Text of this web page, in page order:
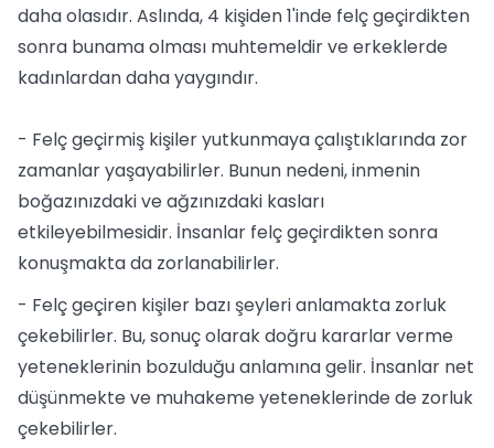
daha olasıdır. Aslında, 4 kişiden 1'inde felç geçirdikten
sonra bunama olması muhtemeldir ve erkeklerde
kadınlardan daha yaygındır.
- Felç geçirmiş kişiler yutkunmaya çalıştıklarında zor
zamanlar yaşayabilirler. Bunun nedeni, inmenin
boğazınızdaki ve ağzınızdaki kasları
etkileyebilmesidir. İnsanlar felç geçirdikten sonra
konuşmakta da zorlanabilirler.
- Felç geçiren kişiler bazı şeyleri anlamakta zorluk
çekebilirler. Bu, sonuç olarak doğru kararlar verme
yeteneklerinin bozulduğu anlamına gelir. İnsanlar net
düşünmekte ve muhakeme yeteneklerinde de zorluk
çekebilirler.